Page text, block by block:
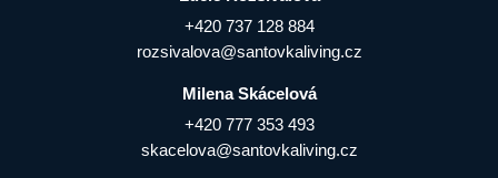
+420 737 128 884
rozsivalova@santovkaliving.cz
Milena Skácelová
+420 777 353 493
skacelova@santovkaliving.cz